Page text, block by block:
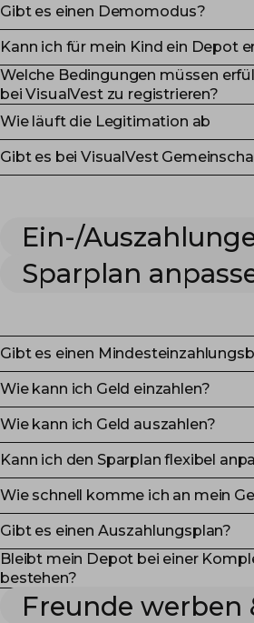
Gibt es einen Demomodus?
Kann ich für mein Kind ein Depot
Welche Bedingungen müssen
bei VisualVest zu registrieren?
Wie läuft die Legitimation ab
Gibt es bei VisualVest
Ein-/
Sparplan
Gibt es einen
Wie kann ich Geld einzahlen?
Wie kann ich Geld auszahlen?
Kann ich den Sparplan flexibel
Wie schnell komme ich an mein
Gibt es einen Auszahlungsplan?
Bleibt mein Depot bei einer
bestehen?
Freunde werben